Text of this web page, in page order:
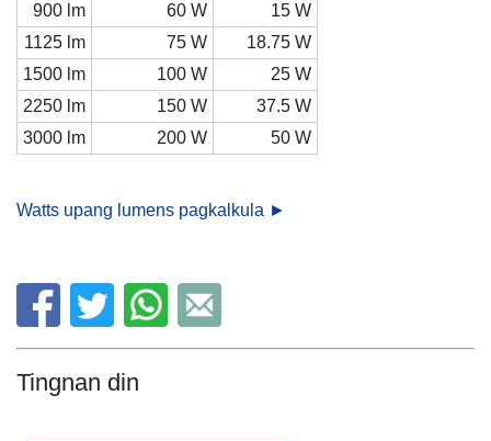
900 lm
60 W
15 W
1125 lm
75 W
18.75 W
1500 lm
100 W
25 W
2250 lm
150 W
37.5 W
3000 lm
200 W 50 W
Watts upang lumens pagkalkula ►
Tingnan din